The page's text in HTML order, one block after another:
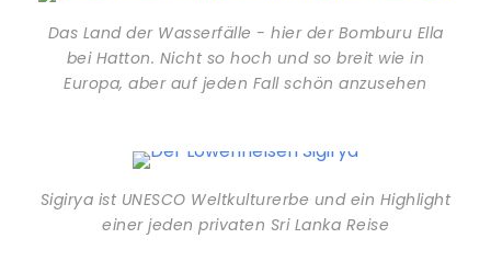
Das Land der Wasserfälle - hier der Bomburu Ella
bei Hatton. Nicht so hoch und so breit wie in
Europa, aber auf jeden Fall schön anzusehen
Sigirya ist UNESCO Weltkulturerbe und ein Highlight
einer jeden privaten Sri Lanka Reise